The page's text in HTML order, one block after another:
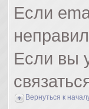
Если
Если вы
Вернуться к